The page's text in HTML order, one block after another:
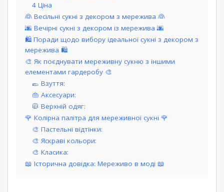
4 Ціна
👰 Весільні сукні з декором з мережива 👰
🌆 Вечірні сукні з декором із мережива 🌆
🛍️ Поради щодо вибору ідеальної сукні з декором з
мережива 🛍️
🎨 Як поєднувати мереживну сукню з іншими
елементами гардеробу 🎨
🥿 Взуття:
👜 Аксесуари:
🧥 Верхній одяг:
🌹 Колірна палітра для мереживної сукні 🌹
🎨 Пастельні відтінки:
🎨 Яскраві кольори:
🎨 Класика:
📖 Історична довідка: Мереживо в моді 📖